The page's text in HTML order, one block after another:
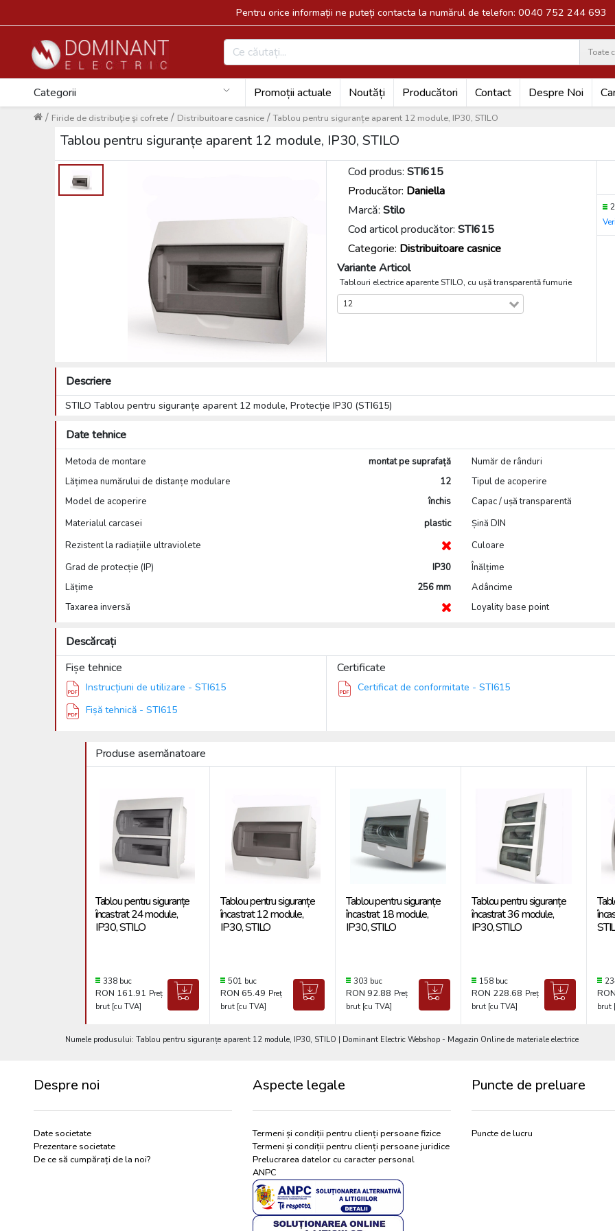
Pentru orice informații ne puteți contacta la numărul de telefon: 0040 752 244 693
Toate
Search
Categorii Promoții actuale Noutăți Producători Contact Despre Noi
Tablou pentru siguranțe aparent 12 module, IP30, STILO
/
Distribuitoare casnice
/
Firide de distribuţie şi cofrete
/
Tablou pentru siguranțe aparent 12 module, IP30, STILO
Cod produs: STI615
Producător: Daniella
Marcă: Stilo
Cod articol producător: STI615
Categorie: Distribuitoare casnice
Variante Articol
Tablouri electrice aparente STILO, cu ușă transparentă fumurie
12
Descriere
STILO Tablou pentru siguranțe aparent 12 module, Protecție IP30 (STI615)
Date tehnice
Metoda de montare montat pe suprafață Număr de rânduri
Lățimea numărului de distanțe modulare
12 Tipul de acoperire
Model de acoperire
închis
Capac / ușă transparentă
Materialul carcasei
plastic
Șină DIN
Rezistent la radiațiile ultraviolete
Culoare
Grad de protecție (IP)
IP30 Înălțime
Lățime
256 mm Adâncime
Taxarea inversă
Loyality base point
Descărcați
Fișe tehnice
Instrucțiuni de utilizare - STI615
Fișă tehnică - STI615
Certificate
Certificat de conformitate - STI615
Produse asemănatoare
Tablou pentru siguranțe
încastrat 24 module,
IP30, STILO
338 buc
RON 161.91 Preț
brut [cu TVA]
Tablou pentru siguranțe
încastrat 12 module,
IP30, STILO
501 buc
RON 65.49 Preț
brut [cu TVA]
Tablou pentru siguranțe
încastrat 18 module,
IP30, STILO
303 buc
RON 92.88 Preț
brut [cu TVA]
Tablou pentru siguranțe
încastrat 36 module,
IP30, STILO
158 buc
RON 228.68 Preț
brut [cu TVA]
brut
Numele produsului: Tablou pentru siguranțe aparent 12 module, IP30, STILO | Dominant Electric Webshop - Magazin Online de materiale electrice
Despre noi
Date societate
Prezentare societate
De ce să cumpărați de la noi?
Aspecte legale
Termeni și condiții pentru clienți persoane fizice
Termeni și condiții pentru clienți persoane juridice
Prelucrarea datelor cu caracter personal
ANPC
Puncte de preluare
Puncte de lucru